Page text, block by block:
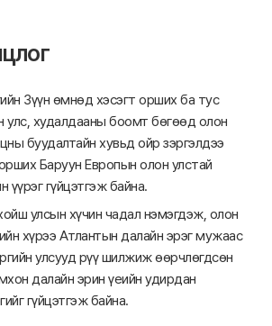
Зүүн өмнөд хэсэгт орших ба тус
улс, худалдааны боомт бөгөөд олон
буудалтайн хувьд ойр зэргэлдээ
Баруун Европын олон улстай
үүрэг гүйцэтгэж байна.
улсын хүчин чадал нэмэгдэж, олон
хүрээ Атлантын далайн эрэг мужаас
улсууд рүү шилжиж өөрчлөгдсөн
далайн эрин үеийн удирдан
гүйцэтгэж байна.